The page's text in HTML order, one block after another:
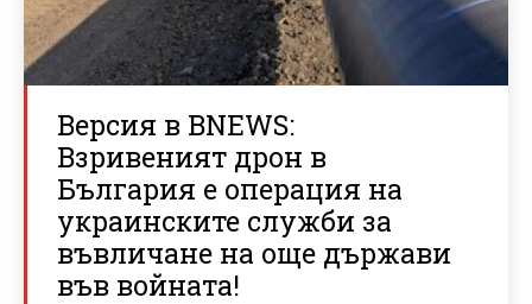
Версия в BNEWS:
Взривеният дрон в
България е операция на
украинските служби за
въвличане на още държави
във войната!